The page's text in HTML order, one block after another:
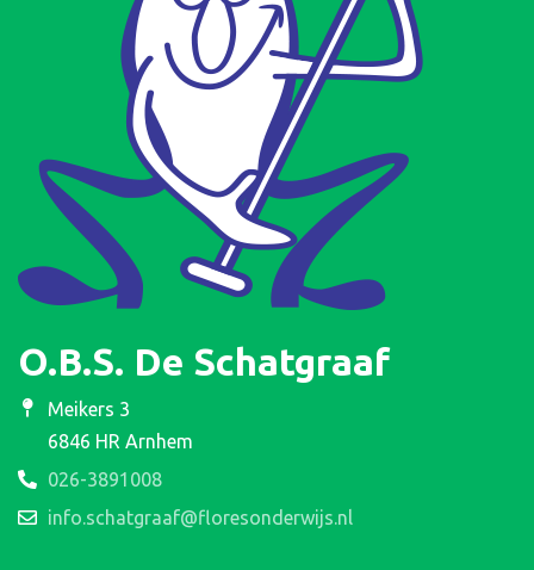
O.B.S. De Schatgraaf
Meikers 3
6846 HR Arnhem
026-3891008
info.schatgraaf@floresonderwijs.nl